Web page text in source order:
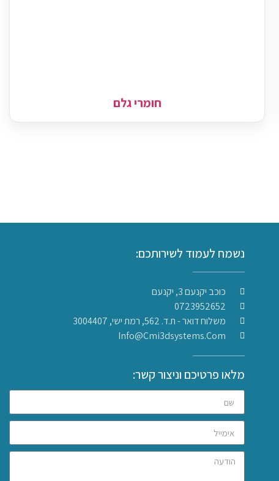
חומרי גלם
נשמח לעמוד לשירותכם:
כוכב יקנעם 3, יקנעם
0723952652
משלוח דואר - ת.ד. 562, רמת ישי, 3004407​
Info@cmi3dsystems.com
מלאו פרטיכם וניצור קשר: